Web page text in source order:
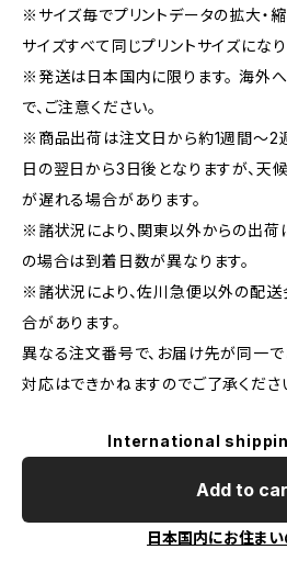
※サイズ毎でプリントデータの拡大・
サイズすべて同じプリントサイズになり
※発送は日本国内に限ります。 海外
で、ご注意ください。
※商品出荷は注文日から約1週間〜2
日の翌日から3日後となりますが、天
が遅れる場合があります。
※諸状況により、関東以外からの出荷
の場合は到着日数が異なります。
※諸状況により、佐川急便以外の配
合があります。
異なる注文番号で、お届け先が同一
対応はできかねますのでご了承くださ
International
Add to
日本国内にお住ま